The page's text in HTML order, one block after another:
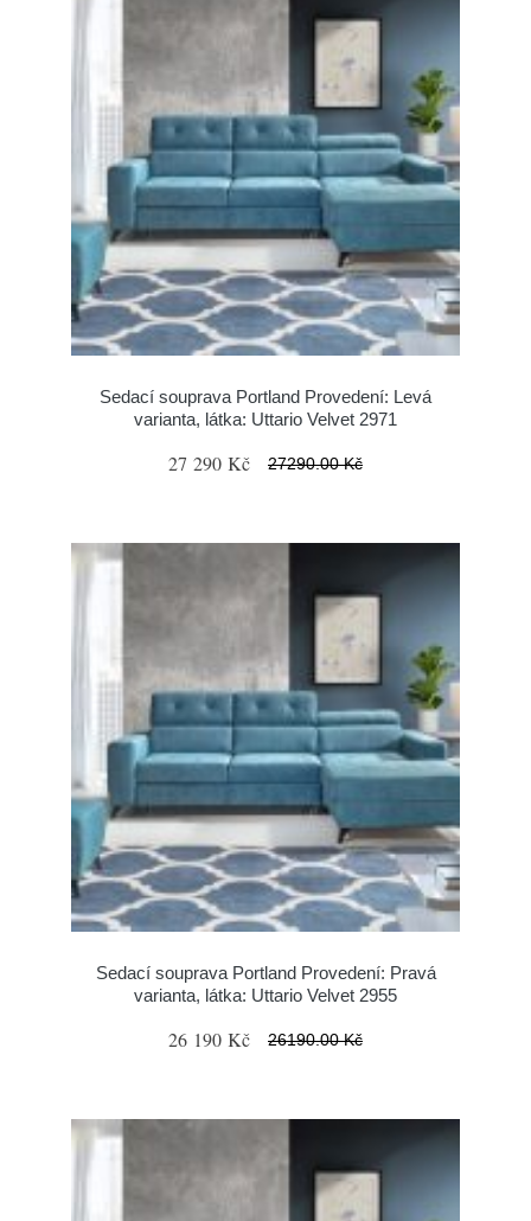
Sedací souprava Portland Provedení: Levá
varianta, látka: Uttario Velvet 2971
27 290 Kč 27290.00 Kč
Sedací souprava Portland Provedení: Pravá
varianta, látka: Uttario Velvet 2955
26 190 Kč 26190.00 Kč